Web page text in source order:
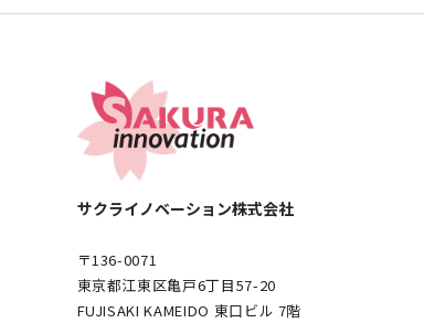
サクライノベーション株式会社
〒136-0071
東京都江東区亀戸6丁目57-20
FUJISAKI KAMEIDO 東口ビル 7階